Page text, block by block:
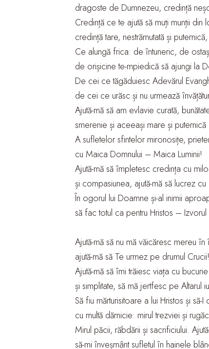
dragoste de Dumnezeu, credință
Credință ce te ajută să muți munții din
credință tare, nestrămutată și puternică,
Ce alungă frica: de întuneric, de
de orișicine te-mpiedică să ajungi la
De cei ce tăgăduiesc Adevărul
de cei ce urăsc și nu urmează
Ajută-mă să am evlavie curată,
smerenie și aceeași mare și puternică
A sufletelor sfintelor mironosițe,
cu Maica Domnului – Maica Luminii!
Ajută-mă să împletesc credința cu
și compasiunea, ajută-mă să lucrez cu
În ogorul lui Doamne și-al inimii
să fac totul ca pentru Hristos – Izvorul
Ajută-mă să nu mă văicăresc mereu
ajută-mă să Te urmez pe drumul Crucii!
Ajută-mă să îmi trăiesc viața cu
și simplitate, să mă jertfesc pe Altarul
Să fiu mărturisitoare a lui Hristos și să-I
cu multă dărnicie: mirul trezviei și
Mirul păcii, răbdării și sacrificiului.
să-mi înveșmânt sufletul în hainele